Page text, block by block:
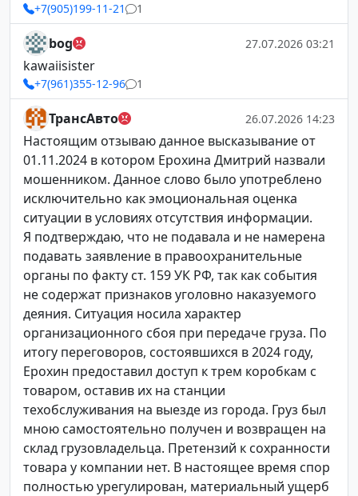
+7(905)199-11-21 1
bog 27.07.2026 03:21
kawaiisister
+7(961)355-12-96 1
ТрансАвто 26.07.2026 14:23
Настоящим отзываю данное высказывание от
01.11.2024 в котором Ерохина Дмитрий назвали
мошенником. Данное слово было употреблено
исключительно как эмоциональная оценка
ситуации в условиях отсутствия информации.
Я подтверждаю, что не подавала и не намерена
подавать заявление в правоохранительные
органы по факту ст. 159 УК РФ, так как события
не содержат признаков уголовно наказуемого
деяния. Ситуация носила характер
организационного сбоя при передаче груза. По
итогу переговоров, состоявшихся в 2024 году,
Ерохин предоставил доступ к трем коробкам с
товаром, оставив их на станции
техобслуживания на выезде из города. Груз был
мною самостоятельно получен и возвращен на
склад грузовладельца. Претензий к сохранности
товара у компании нет. В настоящее время спор
полностью урегулирован, материальный ущерб